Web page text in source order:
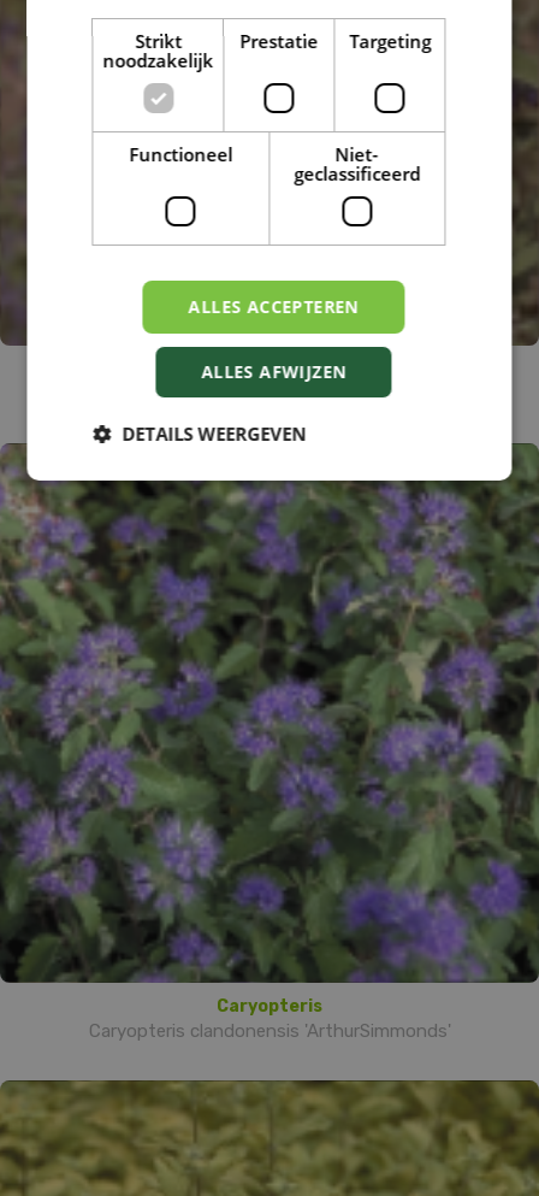
Caryopteris
Caryopteris x clandonensis 'Heavenly Blue'
Caryopteris
Caryopteris clandonensis 'ArthurSimmonds'
Strikt
noodzakelijk
Prestatie Targeting
Functioneel
Niet-
geclassificeerd
ALLES ACCEPTEREN
ALLES AFWIJZEN
DETAILS WEERGEVEN